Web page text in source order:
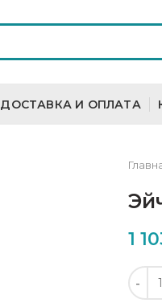
ДОСТАВКА И ОПЛАТА
1